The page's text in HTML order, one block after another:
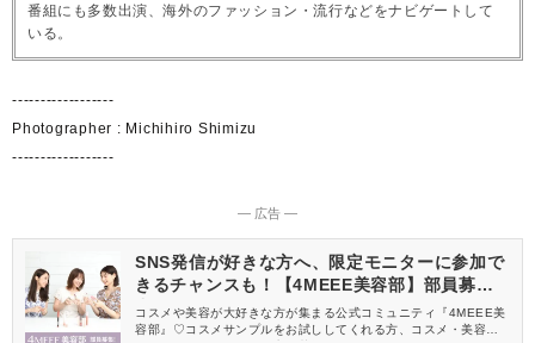
番組にも多数出演、海外のファッション・流行などをナビゲートして
いる。
------------------
Photographer : Michihiro Shimizu
------------------
― 広告 ―
SNS発信が好きな方へ、限定モニターに参加で
きるチャンスも！【4MEEE美容部】部員募集
中
コスメや美容が大好きな方が集まる公式コミュニティ『4MEEE美
容部』♡コスメサンプルをお試ししてくれる方、コスメ・美容情報